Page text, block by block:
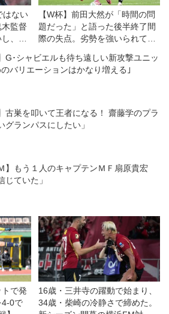
はない
監督
、決
【W杯】前田大然が「時間の問
題だった」と語った後半終了間
際の失点。劣勢を強いられて
た」
G･シャビエルも待ち遠しい新攻撃ユニッ
のバリエーションはかなり増える｣
古巣を叩いて王者になる！ 齋藤学のプラ
グランパスにしたい」
】もう１人のキャプテンＭＦ扇原貴宏
じていた」
で発
0で
16歳・三井寺の躍動で始まり、
34歳・柴崎の冷静さで締めた。